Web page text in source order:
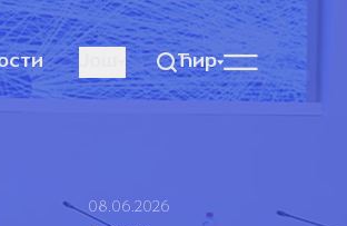
Ћир
08.06.2026